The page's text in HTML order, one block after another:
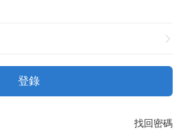
登錄
找回密碼